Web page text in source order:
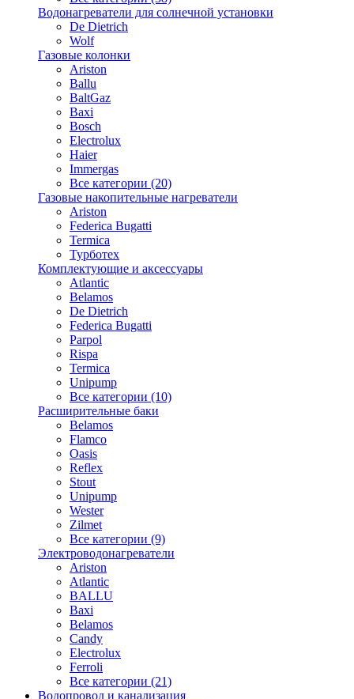
Водонагреватели для солнечной установки
De Dietrich
Wolf
Газовые колонки
Ariston
Ballu
BaltGaz
Baxi
Bosсh
Electrolux
Haier
Immergas
Все категории (20)
Газовые накопительные нагреватели
Ariston
Federica Bugatti
Termica
Турботех
Комплектующие и аксессуары
Atlantic
Belamos
De Dietrich
Federica Bugatti
Parpol
Rispa
Termica
Unipump
Все категории (10)
Расширительные баки
Belamos
Flamco
Oasis
Reflex
Stout
Unipump
Wester
Zilmet
Все категории (9)
Электроводонагреватели
Ariston
Atlantic
BALLU
Baxi
Belamos
Candy
Electrolux
Ferroli
Все категории (21)
Водопровод и канализация